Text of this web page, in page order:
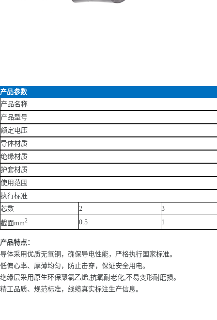
产品参数
产品名称
产品型号
额定电压
导体材质
绝缘材质
护套材质
使用范围
执行标准
芯数
2
3
截面mm2 0.5 1
产品特点：
导体采用优质无氧铜，确保导电性能，严格执行国家标准。
低偏心率、厚薄均匀，防止击穿，保证安全用电。
绝缘层采用原生环保聚氯乙烯,抗氧耐老化,不易变形耐磨损。
精工品质、规范标准，线缆真实标注生产信息。